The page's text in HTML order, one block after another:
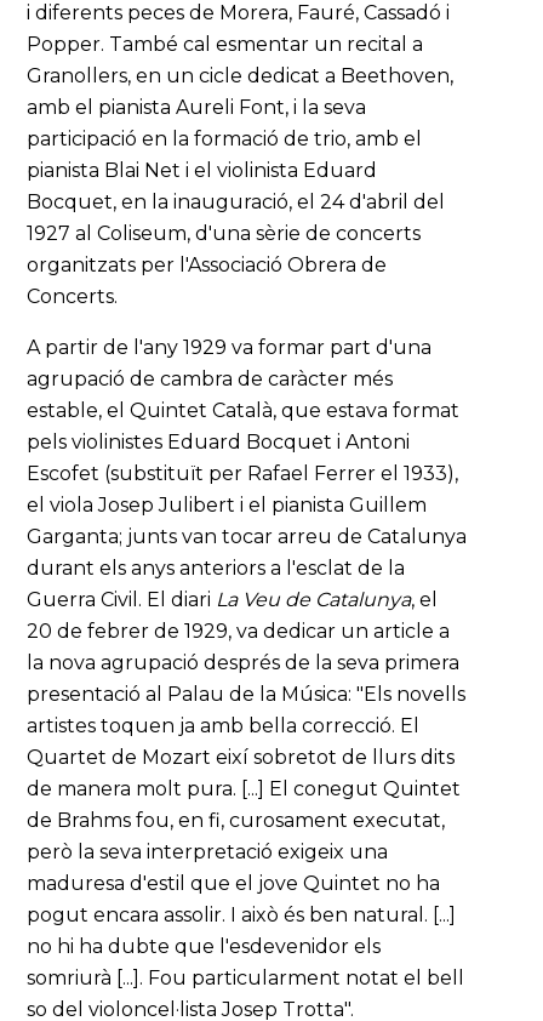
i diferents peces de Morera, Fauré, Cassadó i
Popper. També cal esmentar un recital a
Granollers, en un cicle dedicat a Beethoven,
amb el pianista Aureli Font, i la seva
participació en la formació de trio, amb el
pianista Blai Net i el violinista Eduard
Bocquet, en la inauguració, el 24 d'abril del
1927 al Coliseum, d'una sèrie de concerts
organitzats per l'Associació Obrera de
Concerts.
A partir de l'any 1929 va formar part d'una
agrupació de cambra de caràcter més
estable, el Quintet Català, que estava format
pels violinistes Eduard Bocquet i Antoni
Escofet (substituït per Rafael Ferrer el 1933),
el viola Josep Julibert i el pianista Guillem
Garganta; junts van tocar arreu de Catalunya
durant els anys anteriors a l'esclat de la
Guerra Civil. El diari La Veu de Catalunya, el
20 de febrer de 1929, va dedicar un article a
la nova agrupació després de la seva primera
presentació al Palau de la Música: "Els novells
artistes toquen ja amb bella correcció. El
Quartet de Mozart eixí sobretot de llurs dits
de manera molt pura. [...] El conegut Quintet
de Brahms fou, en fi, curosament executat,
però la seva interpretació exigeix una
maduresa d'estil que el jove Quintet no ha
pogut encara assolir. I això és ben natural. [...]
no hi ha dubte que l'esdevenidor els
somriurà [...]. Fou particularment notat el bell
so del violoncel·lista Josep Trotta".